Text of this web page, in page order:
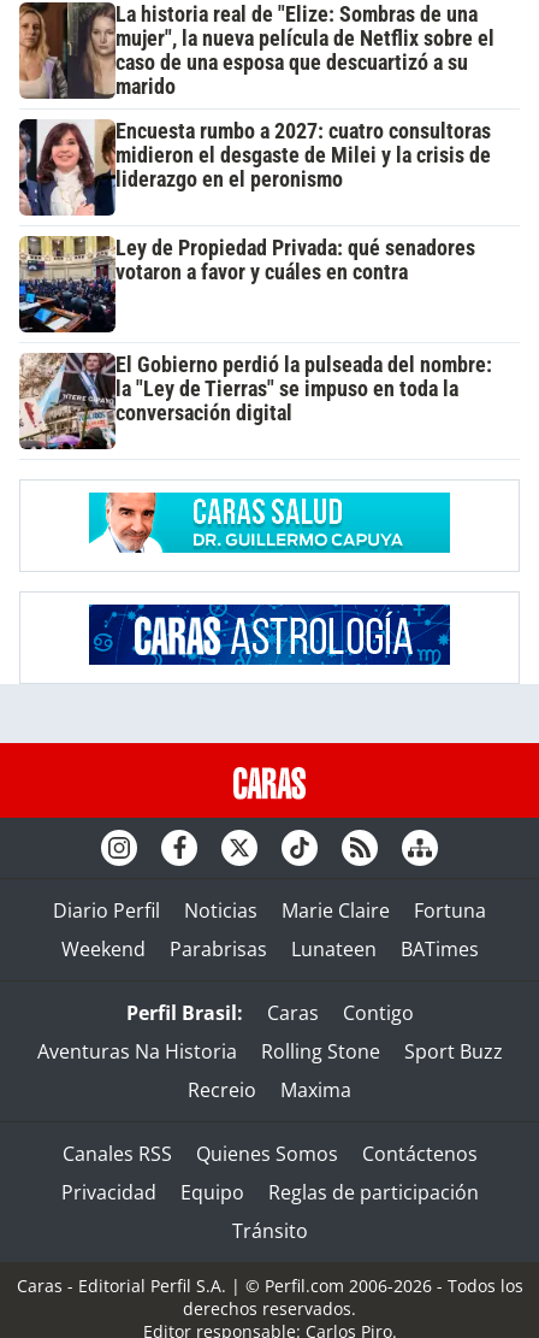
La historia real de "Elize: Sombras de una
mujer", la nueva película de Netflix sobre el
caso de una esposa que descuartizó a su
marido
Encuesta rumbo a 2027: cuatro consultoras
midieron el desgaste de Milei y la crisis de
liderazgo en el peronismo
Ley de Propiedad Privada: qué senadores
votaron a favor y cuáles en contra
El Gobierno perdió la pulseada del nombre:
la "Ley de Tierras" se impuso en toda la
conversación digital
Diario Perfil Noticias Marie Claire
Fortuna
Weekend
Parabrisas Lunateen BATimes
Perfil Brasil: Caras
Contigo
Aventuras Na Historia
Rolling Stone
Sport Buzz
Recreio
Maxima
Canales RSS Quienes Somos
Contáctenos
Privacidad
Equipo
Reglas de participación
Tránsito
Caras - Editorial Perfil S.A. | © Perfil.com 2006-2026 - Todos los
derechos reservados.
Editor responsable: Carlos Piro.